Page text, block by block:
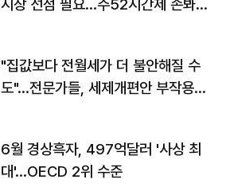
시장 선점 필요…주52시간제 손봐
"집값보다 전월세가 더 불안해질 수
도"…전문가들, 세제개편안 부작용
6월 경상흑자, 497억달러 '사상 최
대'…OECD 2위 수준